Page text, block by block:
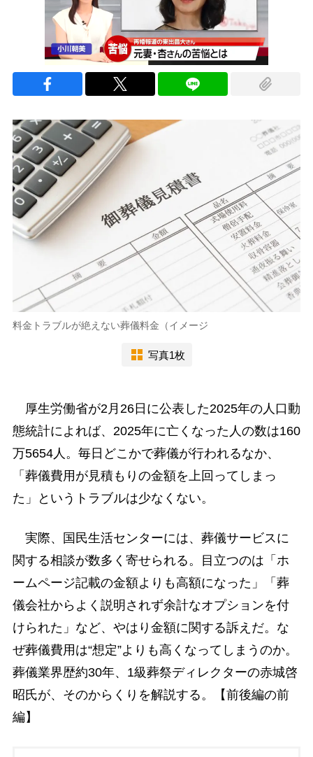
料金トラブルが絶えない葬儀料金（イメージ
写真1枚
厚生労働省が2月26日に公表した2025年の人口動
態統計によれば、2025年に亡くなった人の数は160
万5654人。毎日どこかで葬儀が行われるなか、
「葬儀費用が見積もりの金額を上回ってしまっ
た」というトラブルは少なくない。
実際、国民生活センターには、葬儀サービスに
関する相談が数多く寄せられる。目立つのは「ホ
ームページ記載の金額よりも高額になった」「葬
儀会社からよく説明されず余計なオプションを付
けられた」など、やはり金額に関する訴えだ。な
ぜ葬儀費用は“想定”よりも高くなってしまうのか。
葬儀業界歴約30年、1級葬祭ディレクターの赤城啓
昭氏が、そのからくりを解説する。【前後編の前
編】